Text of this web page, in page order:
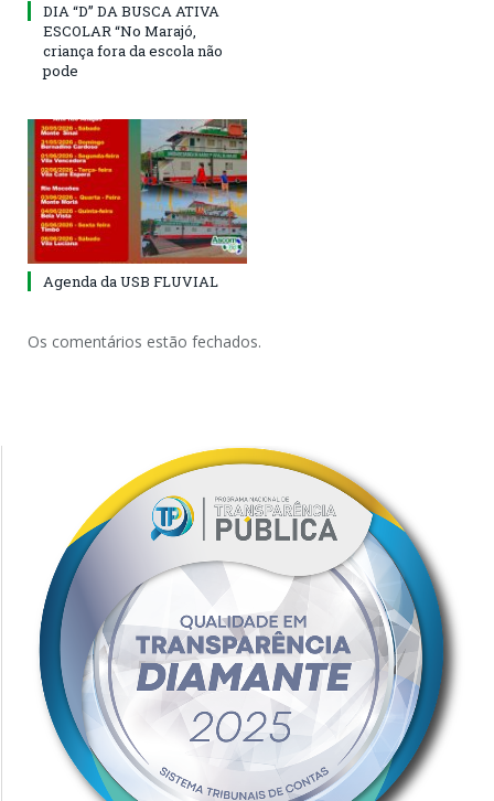
DIA “D” DA BUSCA ATIVA
ESCOLAR “No Marajó,
criança fora da escola não
pode
Agenda da USB FLUVIAL
Os comentários estão fechados.